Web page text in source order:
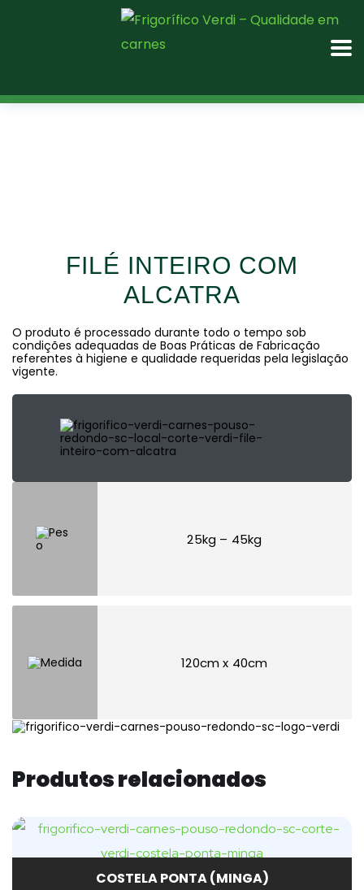
FILÉ INTEIRO COM
ALCATRA
O produto é processado durante todo o tempo sob
condições adequadas de Boas Práticas de Fabricação
referentes à higiene e qualidade requeridas pela legislação
vigente.
25kg – 45kg
120cm x 40cm
Produtos relacionados
COSTELA PONTA (MINGA)